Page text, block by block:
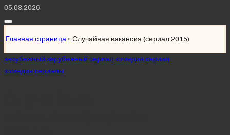
05.08.2026
Главная страница »Случайная вакансия (сериал 2015)
Posted
in
зарубежный зарубежный сериал комедия сериал
комедия сериалы